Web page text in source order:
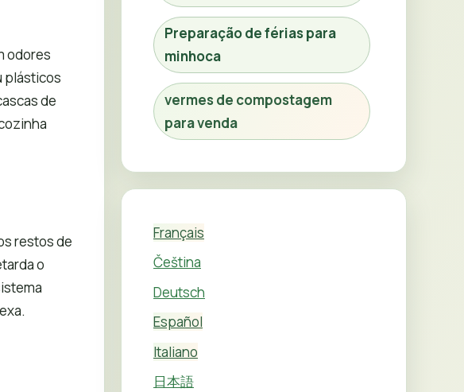
odores
plásticos
de
restos de
o
Preparação de férias para
minhoca
vermes de compostagem
para venda
Français
Čeština
Deutsch
Español
Italiano
日本語